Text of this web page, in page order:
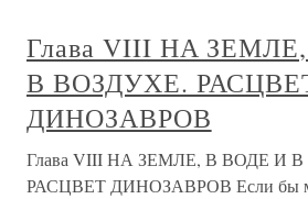
Глава VIII НА
В ВОЗДУХЕ.
ДИНОЗАВРОВ
Глава VIII НА ЗЕМЛЕ, В ВОДЕ И
РАСЦВЕТ ДИНОЗАВРОВ Если бы мы